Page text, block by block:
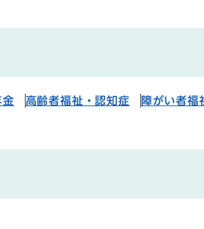
金 高齢者福祉・認知症 障がい者福